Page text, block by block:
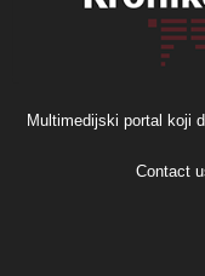
Multimedijski portal koji
Contact